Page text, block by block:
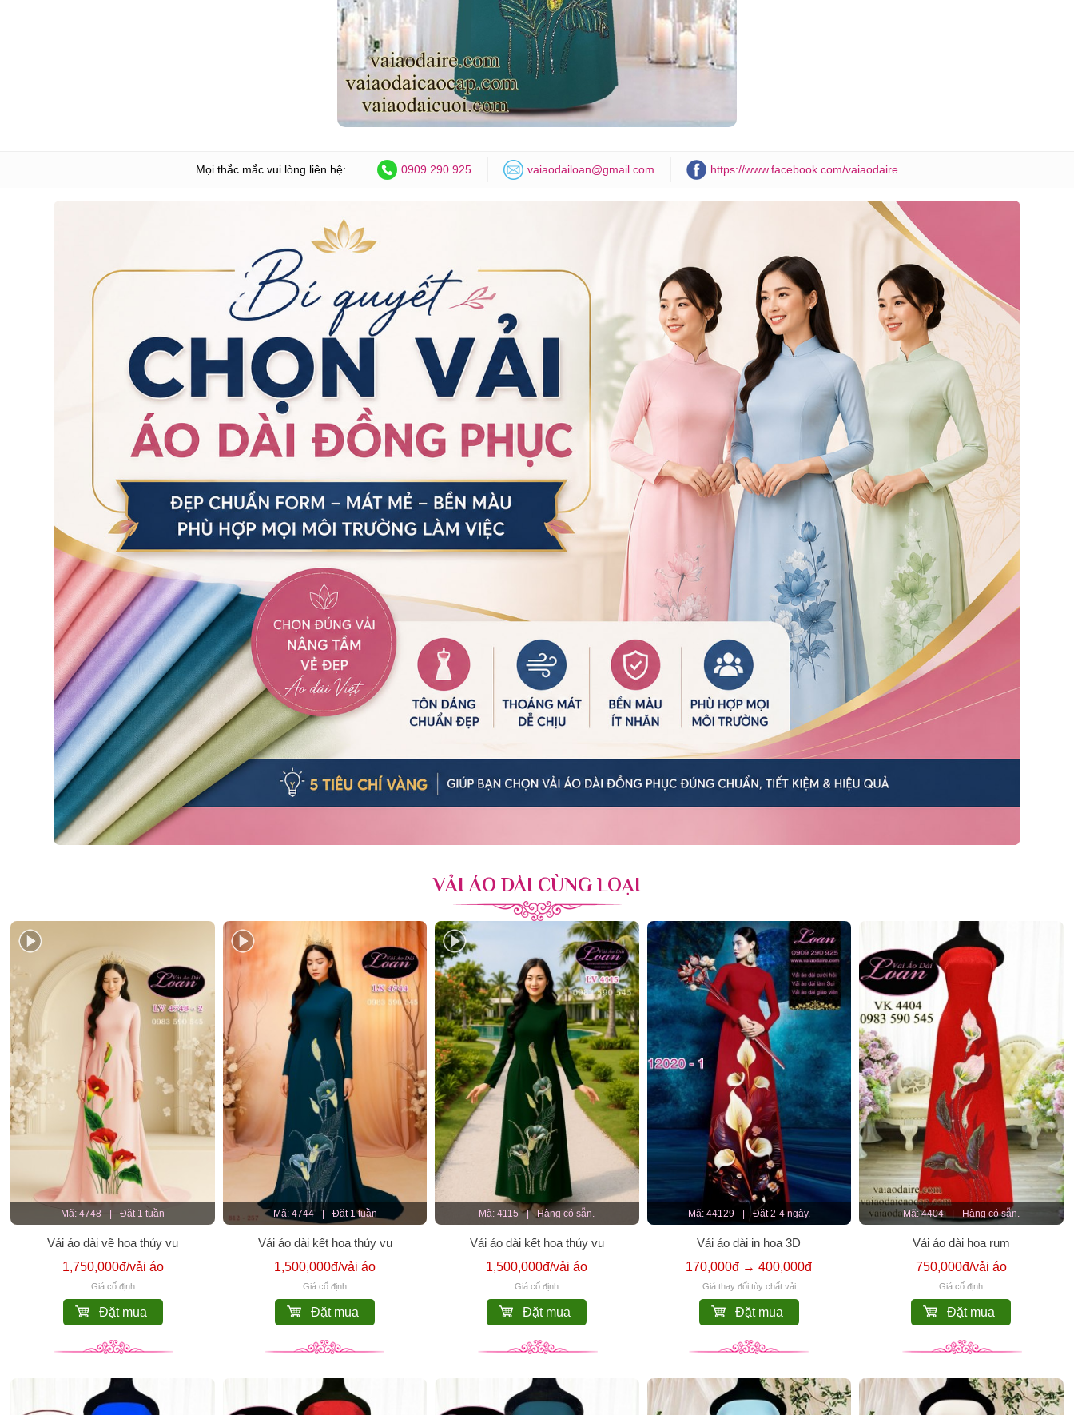
Mọi thắc mắc vui lòng liên hệ: 0909 290 925 vaiaodailoan@gmail.com https://www.facebook.com/vaiaodaire
VẢI ÁO DÀI CÙNG LOẠI
Mã: 4748 Đặt 1 tuần
Vải áo dài vẽ hoa thủy vu
1,750,000đ/vải áo
Giá cố định
Đặt mua
Mã: 4744 | Đặt 1 tuần
Vải áo dài kết hoa thủy vu
1,500,000đ/vải áo
Giá cố định
Đặt mua
Mã: 4115 | Hàng có sẵn.
Vải áo dài kết hoa thủy vu
1,500,000đ/vải áo
Giá cố định
Đặt mua
Mã: 44129 Đặt 2-4 ngày.
Vải áo dài in hoa 3D
170,000đ → 400,000đ
Giá thay đổi tùy chất vải
Đặt mua
Mã: 4404 | Hàng có sẵn.
Vải áo dài hoa rum
750,000đ/vải áo
Giá cố định
Đặt mua